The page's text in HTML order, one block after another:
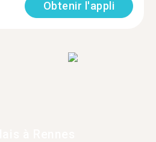
Obtenir l'appli